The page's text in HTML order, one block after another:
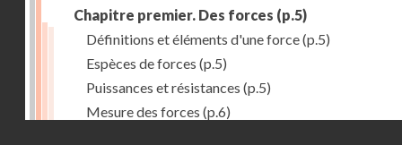
Chapitre premier. Des forces (p.5)
Définitions et éléments d'une force(p.5)
Espèces de forces (p.5)
Puissances et résistances (p.5)
Mesure des forces (p.6)